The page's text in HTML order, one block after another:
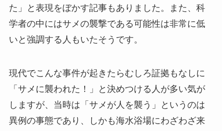
た」と表現をぼかす記事もありました。また、科
学者の中にはサメの襲撃である可能性は非常に低
いと強調する人もいたそうです。
現代でこんな事件が起きたらむしろ証拠もなしに
「サメに襲われた！」と決めつける人が多い気が
しますが、当時は「サメが人を襲う」というのは
異例の事態であり、しかも海水浴場にわざわざ来